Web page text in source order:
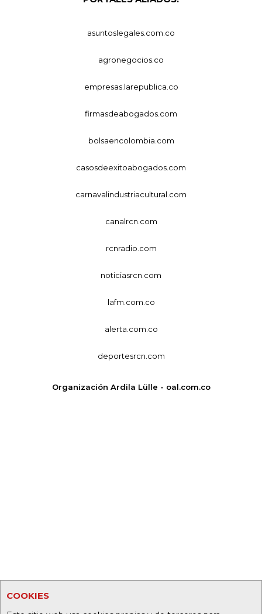
COOKIES
asuntoslegales.com.co
agronegocios.co
empresas.larepublica.co
firmasdeabogados.com
bolsaencolombia.com
casosdeexitoabogados.com
carnavalindustriacultural.com
canalrcn.com
rcnradio.com
noticiasrcn.com
lafm.com.co
alerta.com.co
deportesrcn.com
Organización Ardila Lülle - oal.com.co